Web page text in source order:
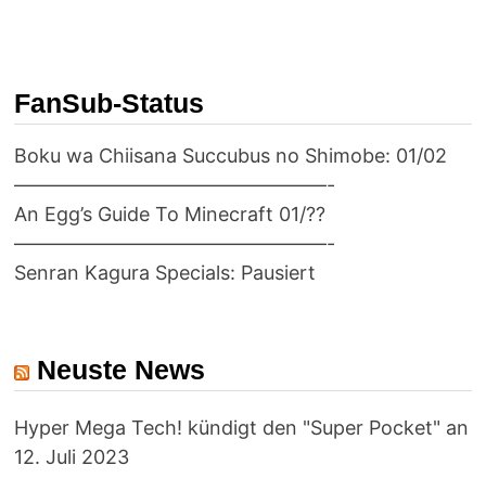
FanSub-Status
Boku wa Chiisana Succubus no Shimobe: 01/02
————————————————-
An Egg’s Guide To Minecraft 01/??
————————————————-
Senran Kagura Specials: Pausiert
Neuste News
Hyper Mega Tech! kündigt den "Super Pocket" an
12. Juli 2023